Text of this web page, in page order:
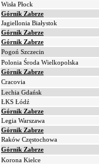
Wisła Płock
Górnik Zabrze
Jagiellonia Białystok
Górnik Zabrze
Górnik Zabrze
Pogoń Szczecin
Polonia Środa Wielkopolska
Górnik Zabrze
Cracovia
Lechia Gdańsk
ŁKS Łódź
Górnik Zabrze
Legia Warszawa
Górnik Zabrze
Raków Częstochowa
Górnik Zabrze
Korona Kielce